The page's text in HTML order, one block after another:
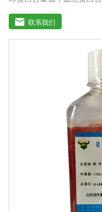
扩增及单克隆抗体的制备
准：符合《中华人民共和
格：500ml/瓶保存：-
项：解冻：采用逐步解
减少沉淀的产生使血清质
联系我们